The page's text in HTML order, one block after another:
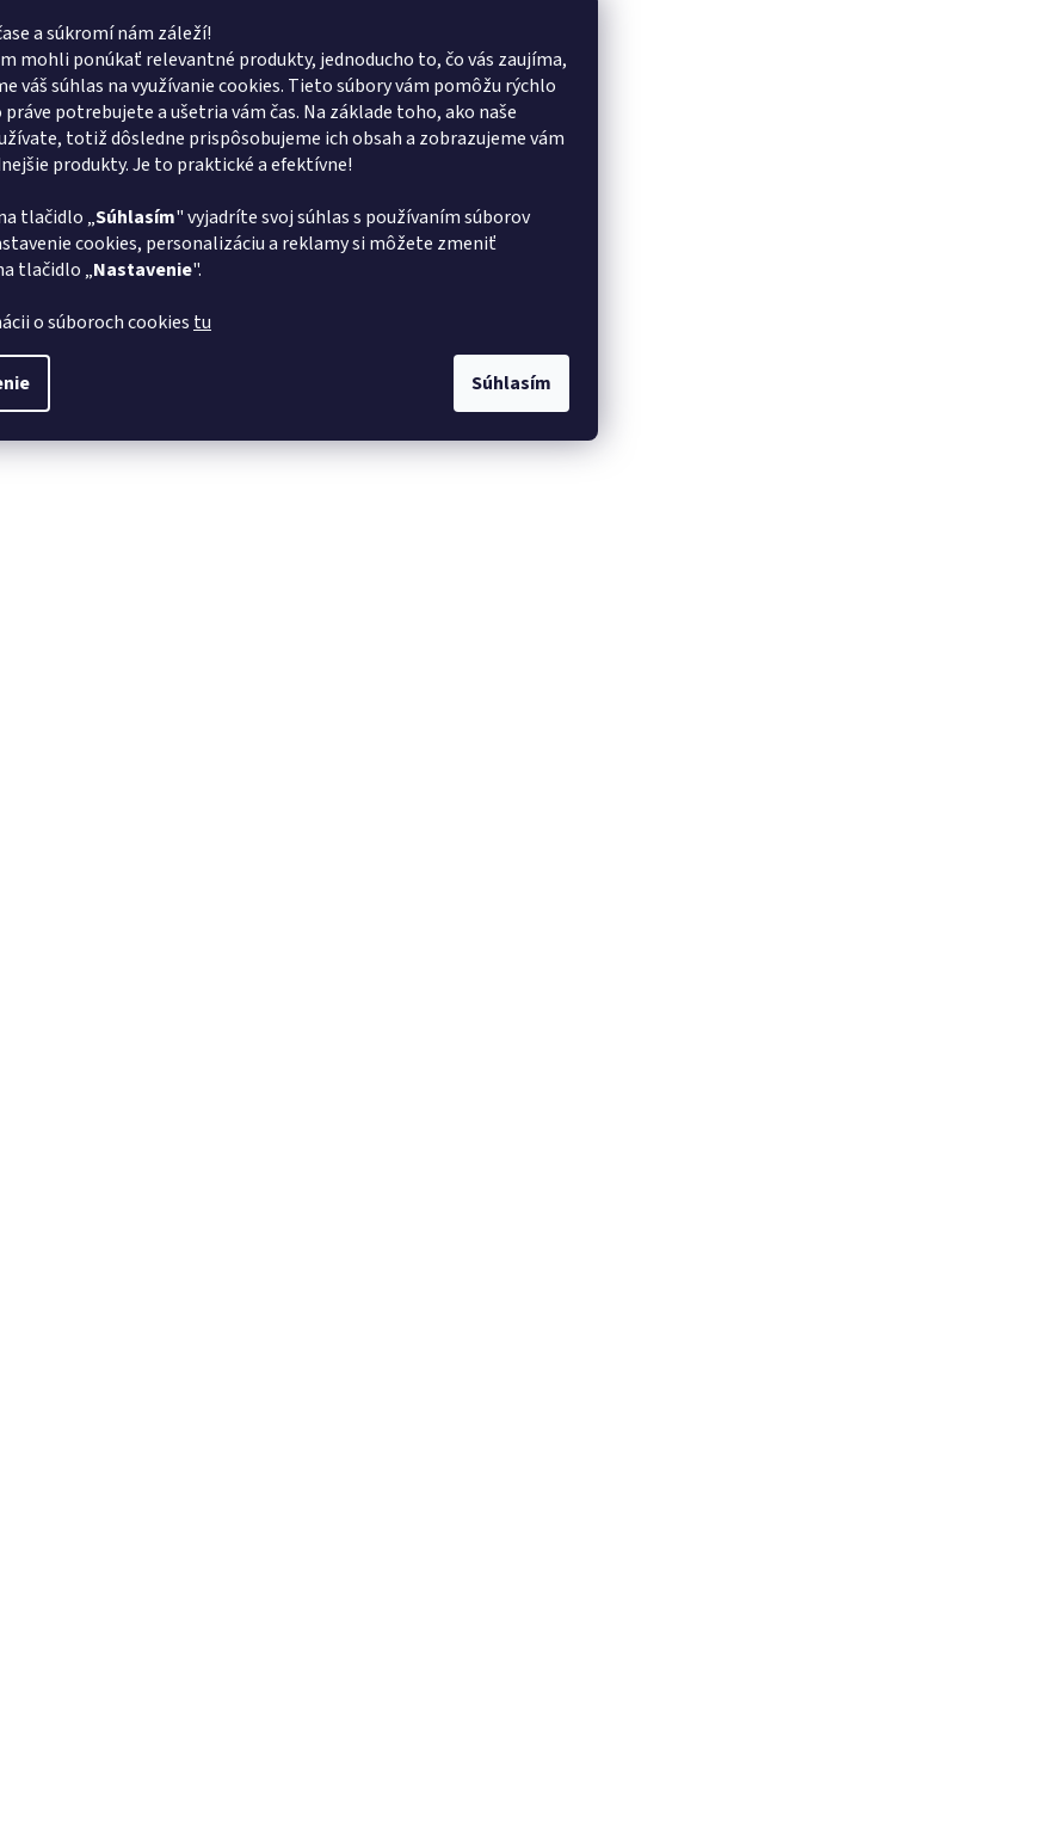
a súkromí nám záleží!
mohli ponúkať relevantné produkty, jednoducho to, čo vás zaujíma,
váš súhlas na využívanie cookies. Tieto súbory vám pomôžu rýchlo
potrebujete a ušetria vám čas. Na základe toho, ako naše
totiž dôsledne prispôsobujeme ich obsah a zobrazujeme vám
produkty. Je to praktické a efektívne!
tlačidlo „Súhlasím" vyjadríte svoj súhlas s používaním súborov
cookies, personalizáciu a reklamy si môžete zmeniť
tlačidlo „Nastavenie".
o súboroch cookies tu
Súhlasím